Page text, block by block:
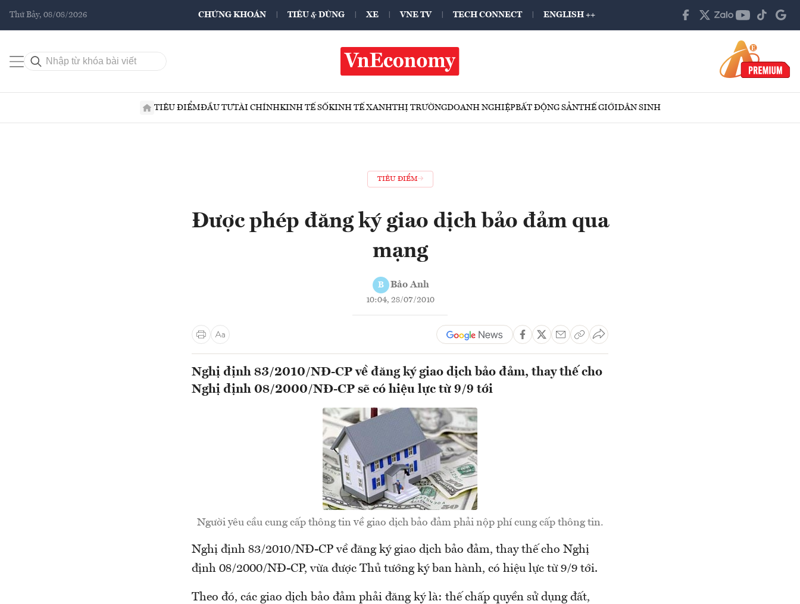
Thứ Bảy, 08/08/2026 CHỨNG KHOÁN TIÊU & DÙNG XE VNE TV TECH CONNECT ENGLISH ++
TIÊU ĐIỂMĐẦU TƯTÀI CHÍNHKINH TẾ SỐKINH TẾ XANHTHỊ TRƯỜNGDOANH NGHIỆPBẤT ĐỘNG SẢNTHẾ GIỚIDÂN SINH
TIÊU ĐIỂM
Được phép đăng ký giao dịch bảo đảm qua
mạng
B Bảo Anh
10:04, 28/07/2010
Nghị định 83/2010/NĐ-CP về đăng ký giao dịch bảo đảm, thay thế cho
Nghị định 08/2000/NĐ-CP sẽ có hiệu lực từ 9/9 tới
Người yêu cầu cung cấp thông tin về giao dịch bảo đảm phải nộp phí cung cấp thông tin.
Nghị định 83/2010/NĐ-CP về đăng ký giao dịch bảo đảm, thay thế cho Nghị
định 08/2000/NĐ-CP, vừa được Thủ tướng ký ban hành, có hiệu lực từ 9/9 tới.
Theo đó, các giao dịch bảo đảm phải đăng ký là: thế chấp quyền sử dụng đất,